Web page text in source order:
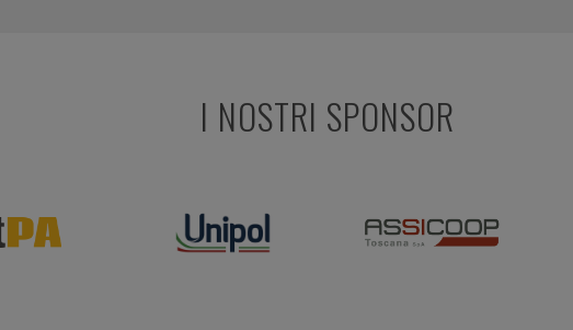
I NOSTRI SPONSOR